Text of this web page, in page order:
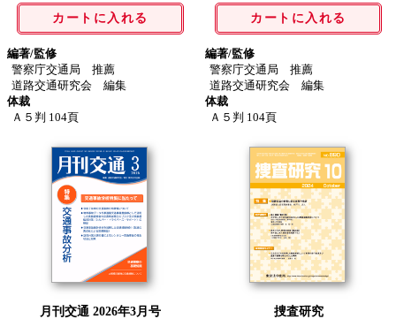
カートに入れる
編著/監修
警察庁交通局 推薦
道路交通研究会 編集
体裁
Ａ５判 104頁
カートに入れる
編著/監修
警察庁交通局 推薦
道路交通研究会 編集
体裁
Ａ５判 104頁
月刊交通 2026年3月号 捜査研究